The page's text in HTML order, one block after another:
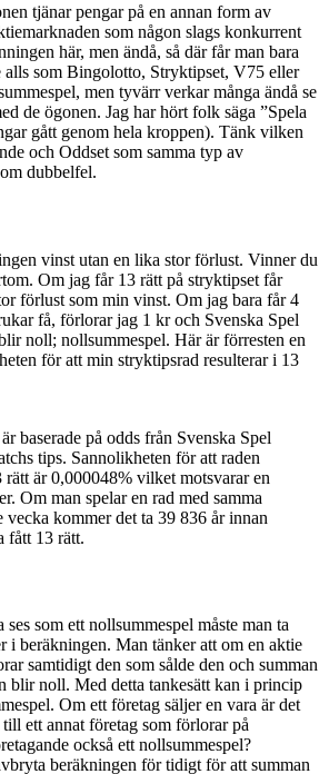
tjänar pengar på en annan form av
som någon slags konkurrent
här, men ändå, så där får man bara
alls som Bingolotto, Stryktipset, V75 eller
men tyvärr verkar många ändå se
de ögonen. Jag har hört folk säga ”Spela
gått genom hela kroppen). Tänk vilken
och Oddset som samma typ av
dubbelfel.
vinst utan en lika stor förlust. Vinner du
Om jag får 13 rätt på stryktipset får
förlust som min vinst. Om jag bara får 4
få, förlorar jag 1 kr och Svenska Spel
noll; nollsummespel. Här är förresten en
för att min stryktipsrad resulterar i 13
baserade på odds från Svenska Spel
tips. Sannolikheten för att raden
rätt är 0,000048% vilket motsvarar en
Om man spelar en rad med samma
vecka kommer det ta 39 836 år innan
fått 13 rätt.
som ett nollsummespel måste man ta
i beräkningen. Man tänker att om en aktie
samtidigt den som sålde den och summan
blir noll. Med detta tankesätt kan i princip
Om ett företag säljer en vara är det
ett annat företag som förlorar på
också ett nollsummespel?
beräkningen för tidigt för att summan